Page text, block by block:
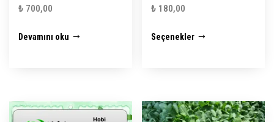
₺ 700,00
Devamını oku
₺ 180,00
Seçenekler
var.